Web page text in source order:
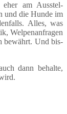
eher am Aus­stel­
und die Hun­de im
Alles, was
Wel­pen­an­fra­gen
bewährt. Und bis­
dann behal­te,